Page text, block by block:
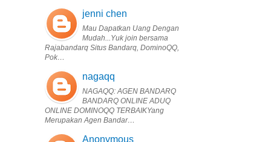
jenni chen
Mau Dapatkan Uang Dengan
Mudah...Yuk join bersama
Rajabandarq Situs Bandarq, DominoQQ,
Pok…
nagaqq
NAGAQQ: AGEN BANDARQ
BANDARQ ONLINE ADUQ
ONLINE DOMINOQQ TERBAIKYang
Merupakan Agen Bandar…
Anonymous